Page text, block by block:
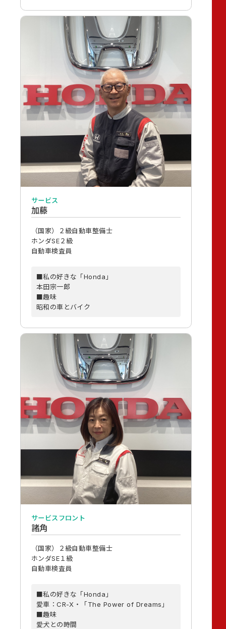
サービス
加藤
（国家）２級自動車整備士
ホンダSE２級
自動車検査員
■私の好きな「Honda」
本田宗一郎
■趣味
昭和の車とバイク
サービスフロント
諸角
（国家）２級自動車整備士
ホンダSE１級
自動車検査員
■私の好きな「Honda」
愛車：CR-X・「The Power of Dreams」
■趣味
愛犬との時間